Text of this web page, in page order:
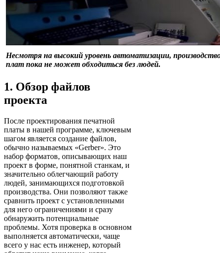
Несмотря на высокий уровень автоматизации,
плат пока не может обходиться без людей.
1. Обзор файлов
проекта
После проектирования печатной
платы в нашей программе, ключевым
шагом является создание файлов,
обычно называемых «Gerber». Это
набор форматов, описывающих наш
проект в форме, понятной станкам, и
значительно облегчающий работу
людей, занимающихся подготовкой
производства. Они позволяют также
сравнить проект с установленными
для него ограничениями и сразу
обнаружить потенциальные
проблемы. Хотя проверка в основном
выполняется автоматически, чаще
всего у нас есть инженер, который